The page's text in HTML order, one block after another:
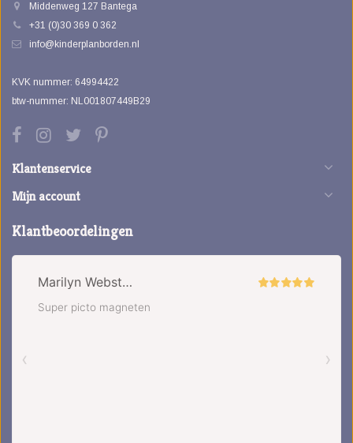
Middenweg 127 Bantega
+31 (0)30 369 0 362
info@kinderplanborden.nl
KVK nummer: 64994422
btw-nummer: NL001807449B29
Klantenservice
Mijn account
Klantbeoordelingen